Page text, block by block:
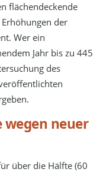
flächendeckende
der
Wer ein
Jahr bis zu 445
des
wegen neuer
über die Hälfte (60